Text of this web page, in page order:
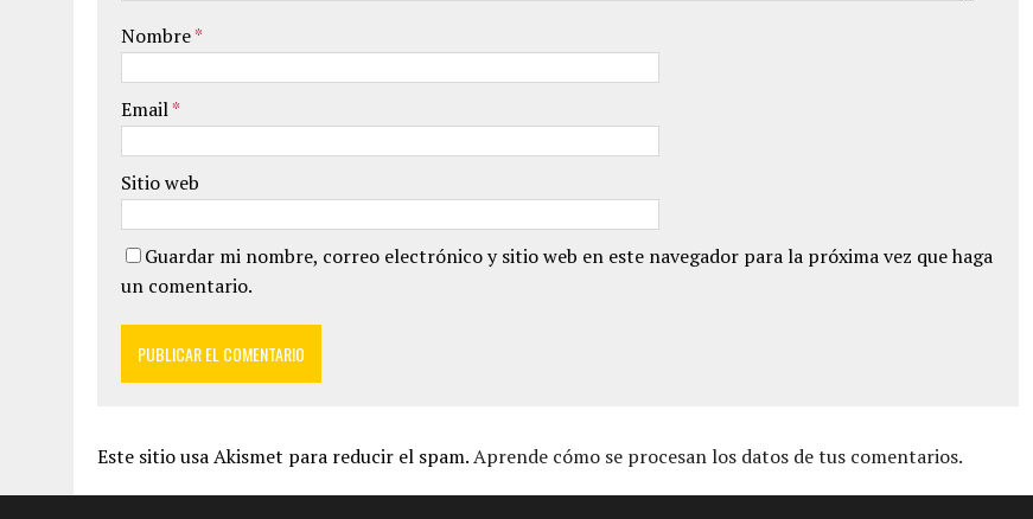
Nombre*
Email*
Sitio web
Guardar mi nombre, correo electrónico y sitio web en este navegador para la próxima vez que haga
un comentario.
Este sitio usa Akismet para reducir el spam.Aprende cómo se procesan los datos de tus comentarios.